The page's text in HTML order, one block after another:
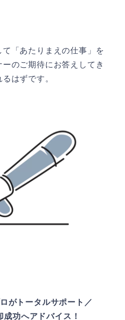
「あたりまえの仕事」を
のご期待にお答えしてき
はずです。
がトータルサポート／
成功へアドバイス！